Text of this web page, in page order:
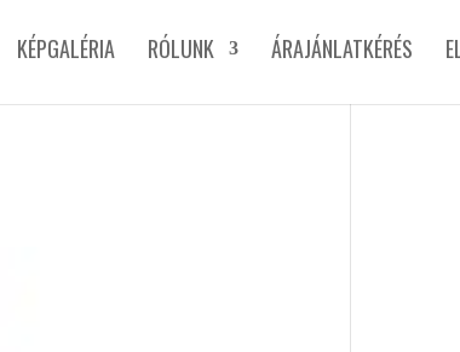
KÉPGALÉRIA RÓLUNK ÁRAJÁNLATKÉRÉS